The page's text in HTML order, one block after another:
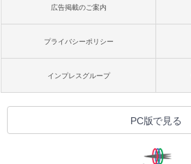
広告掲載のご案内
プライバシーポリシー
インプレスグループ
PC版で見る